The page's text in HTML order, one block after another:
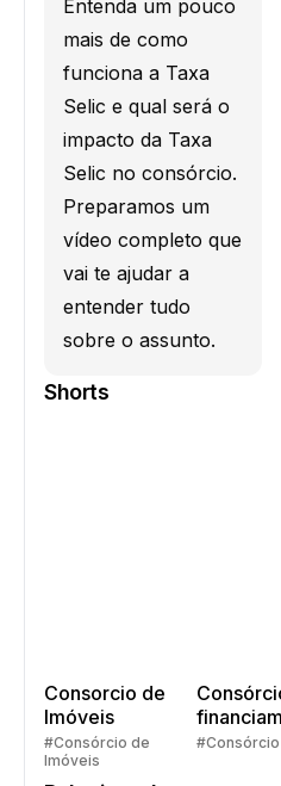
Entenda um pouco
mais de como
funciona a Taxa
Selic e qual será o
impacto da Taxa
Selic no consórcio.
Preparamos um
vídeo completo que
vai te ajudar a
entender tudo
sobre o assunto.
Shorts
Consorcio de
Imóveis
#Consórcio de
Imóveis
Quem
#Consórcio